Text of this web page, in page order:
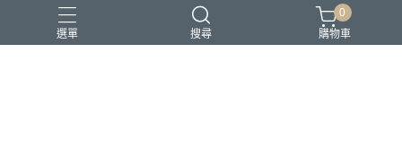
選單 搜尋
0
購物車